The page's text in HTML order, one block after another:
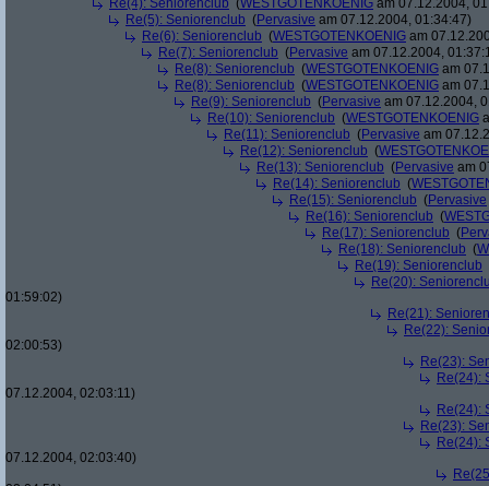
Re(4): Seniorenclub (WESTGOTENKOENIG am 07.12.2004,
Re(5): Seniorenclub (Pervasive am 07.12.2004, 01:34:47)
Re(6): Seniorenclub (WESTGOTENKOENIG am
Re(7): Seniorenclub (Pervasive am 07.12.2004,
Re(8): Seniorenclub (WESTGOTENKOENIG am
Re(8): Seniorenclub (WESTGOTENKOENIG am
Re(9): Seniorenclub (Pervasive am 07.12.2004,
Re(10): Seniorenclub (WESTGOTENKOENIG
Re(11): Seniorenclub (Pervasive am
Re(12): Seniorenclub (
Re(13): Seniorenclub (Pervasive am
Re(14): Seniorenclub (
Re(15): Seniorenclub (Pervasive
Re(16): Seniorenclub (
Re(17): Seniorenclub (
Re(18): Seniorenclub (
Re(19): Seniorenclub
Re(20):
01:59:02)
Re(21):
Re(22):
02:00:53)
Re(23):
Re(24):
07.12.2004, 02:03:11)
Re(24):
Re(23):
Re(24):
07.12.2004, 02:03:40)